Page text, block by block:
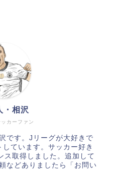
カーファン
・相沢
です。Jリーグが大好きで
ています。サッカー好き
ス取得しました。追加して
などありましたら「お問い